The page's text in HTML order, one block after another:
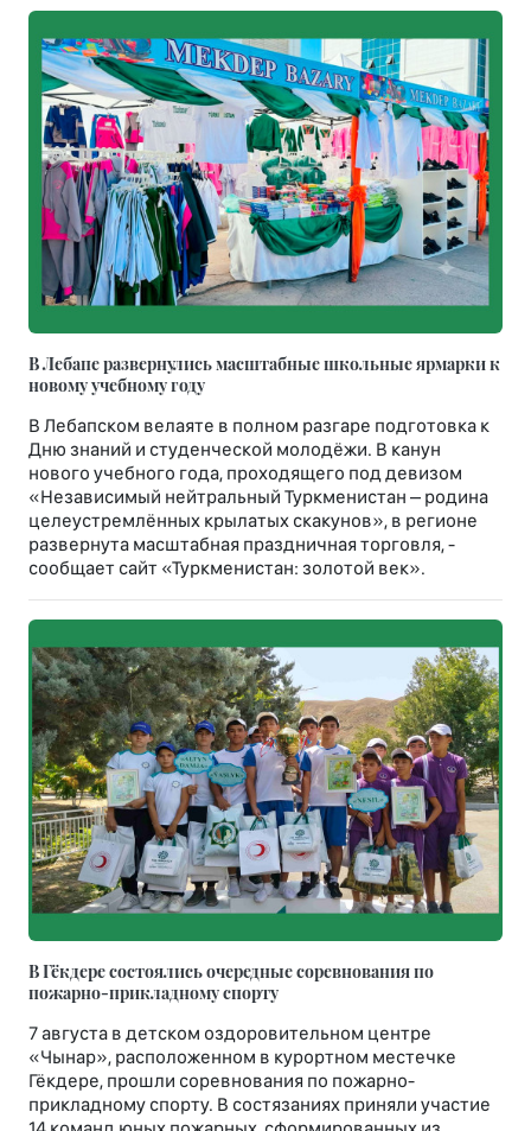
В Лебапе развернулись масштабные школьные ярмарки к
новому учебному году
В Лебапском велаяте в полном разгаре подготовка к
Дню знаний и студенческой молодёжи. В канун
нового учебного года, проходящего под девизом
«Независимый нейтральный Туркменистан – родина
целеустремлённых крылатых скакунов», в регионе
развернута масштабная праздничная торговля, -
сообщает сайт «Туркменистан: золотой век».
В Гёкдере состоялись очередные соревнования по
пожарно-прикладному спорту
7 августа в детском оздоровительном центре
«Чынар», расположенном в курортном местечке
Гёкдере, прошли соревнования по пожарно-
прикладному спорту. В состязаниях приняли участие